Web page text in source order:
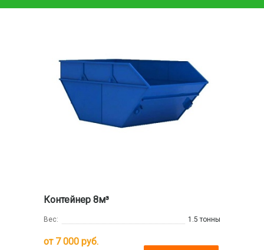
Контейнер 8м³
Вес: 1.5 тонны
от 7 000 руб.